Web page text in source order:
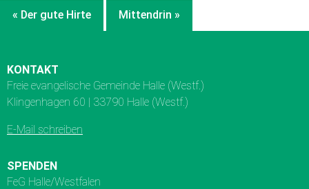
« Der gute Hirte Mittendrin »
KONTAKT
Freie evangelische Gemeinde Halle (Westf.)
Klingenhagen 60 | 33790 Halle (Westf.)
E-Mail schreiben
SPENDEN
FeG Halle/Westfalen